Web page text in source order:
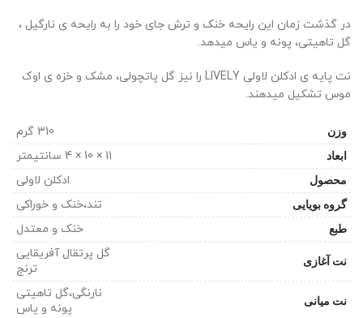
در گذشت زمان این رایحه خنک و ترش جای خود را به رایحه ی نارگیل ،
گل تاهیتی، پونه و یاس میدهد.
نت پایه ی ادکلن لاولی LIVELY را نیز گل پاتچولی، مشک و خزه ی اوک
موس تشکیل میدهند.
وزن 310 گرم
ابعاد 11 × 10 × 4 سانتیمتر
محصول ادکلن لاولی
گروه بویایی تند،خنک و خوراکی
طبع خنک و معتدل
نت آغازی
گل پرتقال آفریقایی
ترنج
نت میانی
نارنگی،گل تاهیتی
پونه و یاس